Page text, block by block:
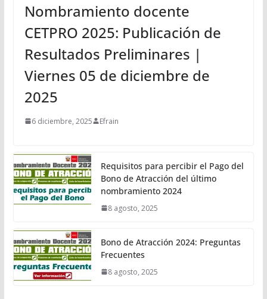
Nombramiento docente
CETPRO 2025: Publicación de
Resultados Preliminares |
Viernes 05 de diciembre de
2025
6 diciembre, 2025 Efrain
Requisitos para percibir el Pago del
Bono de Atracción del último
nombramiento 2024
8 agosto, 2025
Bono de Atracción 2024: Preguntas
Frecuentes
8 agosto, 2025